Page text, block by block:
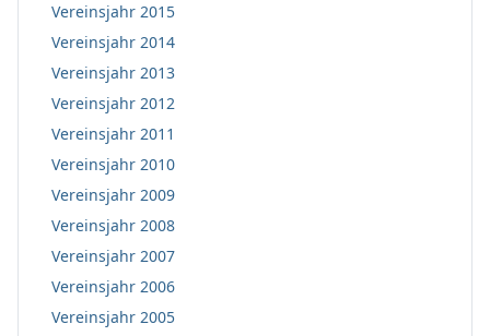
Vereinsjahr 2015
Vereinsjahr 2014
Vereinsjahr 2013
Vereinsjahr 2012
Vereinsjahr 2011
Vereinsjahr 2010
Vereinsjahr 2009
Vereinsjahr 2008
Vereinsjahr 2007
Vereinsjahr 2006
Vereinsjahr 2005